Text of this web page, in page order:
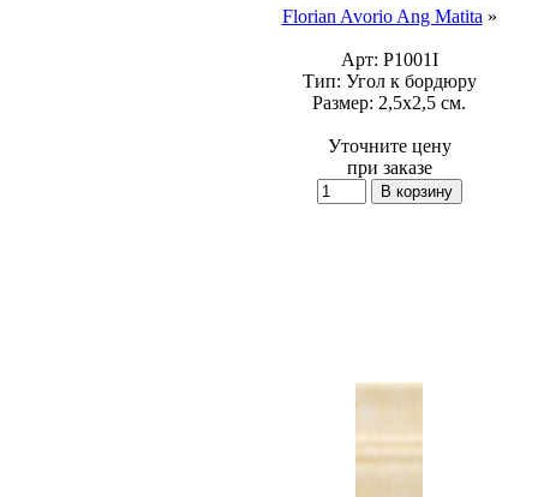
Florian Avorio Ang Matita »
Арт: P1001I
Тип: Угол к бордюру
Размер: 2,5x2,5 см.
Уточните цену
при заказе